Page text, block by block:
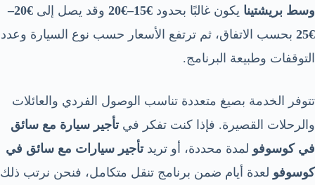
وسط بريشتينا يكون غالبًا بحدود €15–€20 وقد يصل إلى
€20–
€25
بحسب الاتفاق، ثم ترتفع الأسعار حسب نوع السيارة وعدد
التوقفات وطبيعة البرنامج.
تتوفر الخدمة بصيغ متعددة تناسب الوصول الفردي والعائلات
والرحلات القصيرة. فإذا كنت تفكر فيتأجير سيارة مع سائق
في كوسوفو لمدة محددة، أو تريدتأجير سيارات مع سائق في
كوسوفو لعدة أيام ضمن برنامج تنقل متكامل، فنحن نرتب ذلك